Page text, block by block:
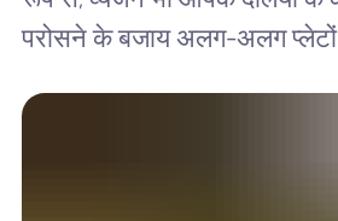
परोसने के बजाय अलग-अलग प्लेटों